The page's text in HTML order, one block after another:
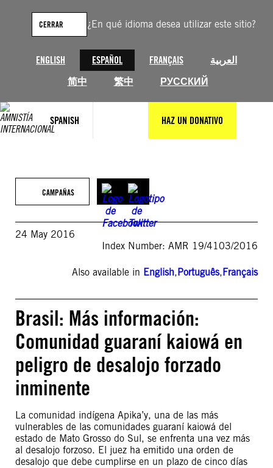
¿En qué idioma desea utilizar este sitio?
ENGLISH ESPAÑOL FRANÇAIS
العربية
简中
繁中 РУССКИЙ
CERRAR
SPANISH HAZ UN DONATIVO
contenido
CAMPAÑAS
24 May 2016
Index Number: AMR 19/4103/2016
Also available in English,Português,Français
Brasil: Más información:
Comunidad guaraní kaiowá en
peligro de desalojo forzado
inminente
La comunidad indígena Apika’y, una de las más
vulnerables de las comunidades guaraní kaiowá del
estado de Mato Grosso do Sul, se enfrenta una vez más
al desalojo forzoso. El juez ha emitido una orden de
desalojo que debe cumplirse en un plazo de cinco días